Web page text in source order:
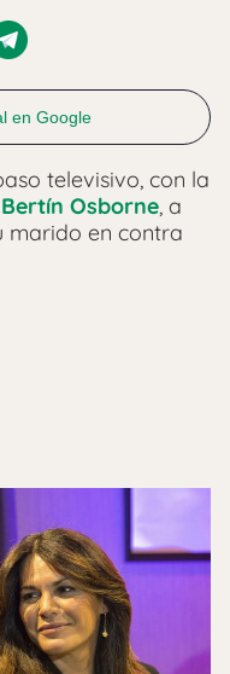
en Google
televisivo, con la
Bertín Osborne , a
marido en contra